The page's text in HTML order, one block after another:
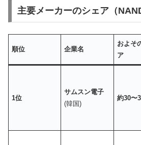
主要メーカーのシェア（
順位 企業名
およそ
ア
1位
サムスン電子
(韓国)
約30〜